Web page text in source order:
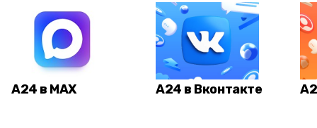
А24 в MAX А24 в Вконтакте